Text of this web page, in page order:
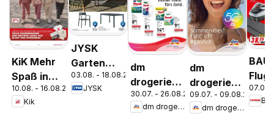
KiK Mehr
Spaß in
der Schule
10.08. - 16.08.2026
Kik
JYSK
Garten
Abverkauf
Spare Bis
03.08. - 18.08.2026
JYSK
dm
drogerie
markt
Journal
30.07. - 26.08.2026
dm drogerie markt
dm
drogerie
markt
Journal
09.07. - 09.08.2026
dm drogerie markt
07.08.